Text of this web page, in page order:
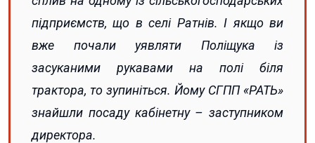
підприємств, що в селі Ратнів. І якщо ви
вже почали уявляти Поліщука із
засуканими рукавами на полі біля
трактора, то зупиніться. Йому СГПП «РАТЬ»
знайшли посаду кабінетну – заступником
директора.